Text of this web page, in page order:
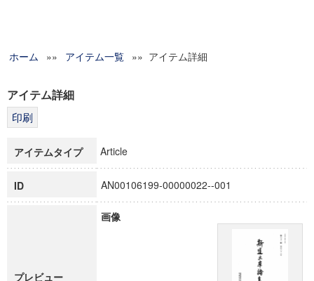
グローバルリサーチインスティテュート
科学研究費補助金研究成果報告書
博士課程教育リーディングプログラム「超成熟社会発展のサ
ホーム »» アイテム一覧 »» アイテム詳細
アイテム詳細
アイテムタイプ Article
ID AN00106199-00000022--001
プレビュー
画像